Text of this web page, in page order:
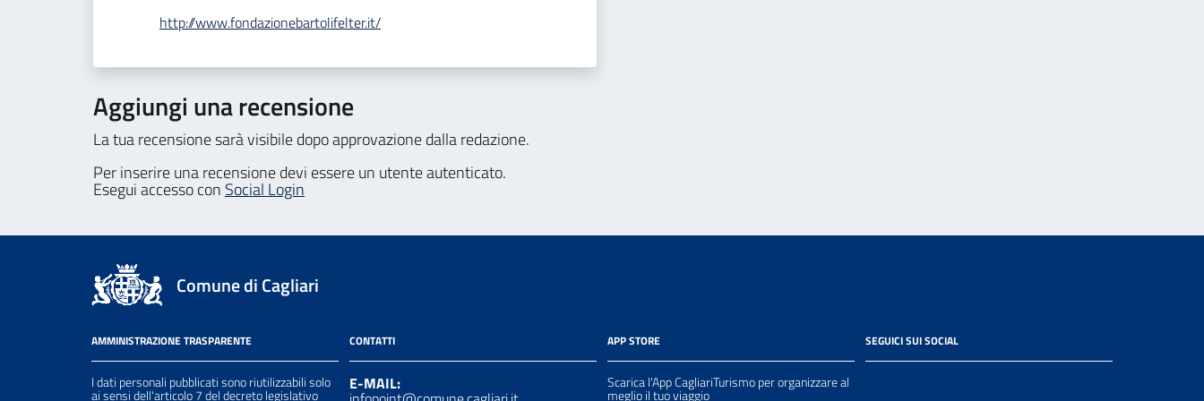
http://www.fondazionebartolifelter.it/
Aggiungi una recensione
La tua recensione sarà visibile dopo approvazione dalla redazione.
Per inserire una recensione devi essere un utente autenticato.
Esegui accesso con Social Login
Comune di Cagliari
AMMINISTRAZIONE TRASPARENTE
I dati personali pubblicati sono riutilizzabili solo
ai sensi dell'articolo 7 del decreto legislativo
CONTATTI
E-MAIL:
APP STORE
Scarica l'App CagliariTurismo per organizzare al
meglio il tuo viaggio
SEGUICI SUI SOCIAL